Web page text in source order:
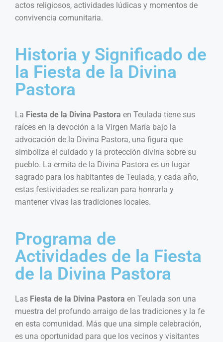
actos religiosos, actividades lúdicas y momentos de
convivencia comunitaria.
Historia y Significado de
la Fiesta de la Divina
Pastora
La Fiesta de la Divina Pastora en Teulada tiene sus
raíces en la devoción a la Virgen María bajo la
advocación de la Divina Pastora, una figura que
simboliza el cuidado y la protección divina sobre su
pueblo. La ermita de la Divina Pastora es un lugar
sagrado para los habitantes de Teulada, y cada año,
estas festividades se realizan para honrarla y
mantener vivas las tradiciones locales.
Programa de
Actividades de la Fiesta
de la Divina Pastora
Las Fiesta de la Divina Pastora en Teulada son una
muestra del profundo arraigo de las tradiciones y la fe
en esta comunidad. Más que una simple celebración,
es una oportunidad para que los vecinos y visitantes